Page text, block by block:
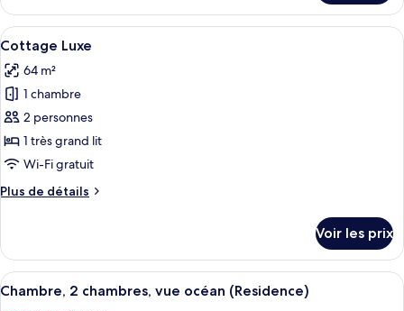
front
de
plage
le
type
de
chambre
Bungalow
Luxe,
front
de
plage
Afficher
toutes
les
photos
pour
ce
type
chambre :
Une chambre spacieuse avec un
6
Cottage Luxe
64 m²
1 chambre
2 personnes
1 très grand lit
Wi-Fi gratuit
Plus de détails
Plus
le
type
de
Voir les prix
Afficher
toutes
Une chambre à coucher avec un
11
Chambre, 2 chambres, vue océan (Residence)